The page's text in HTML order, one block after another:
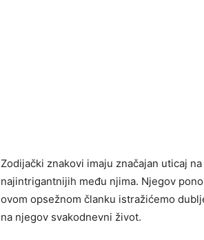
Zodijački znakovi imaju značajan uticaj
najintrigantnijih među njima. Njegov
ovom opsežnom članku istražićemo
na njegov svakodnevni život.